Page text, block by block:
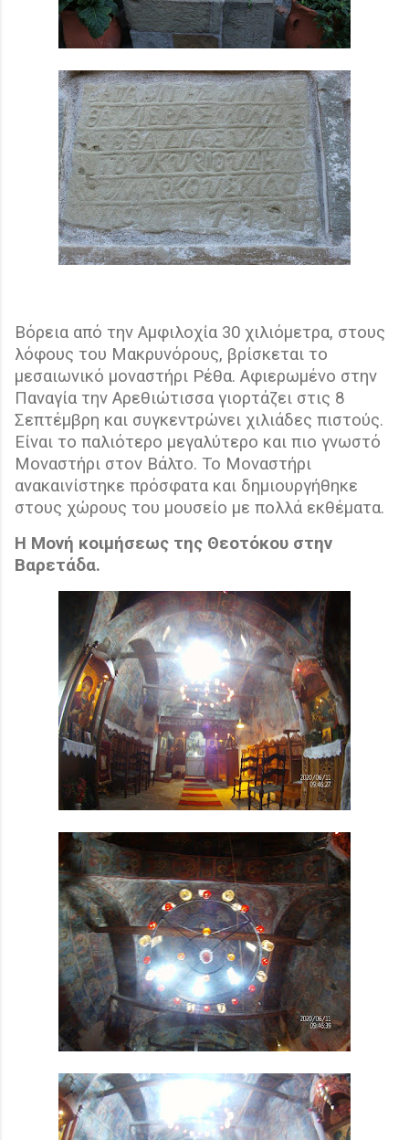
Βόρεια από την Αμφιλοχία 30 χιλιόμετρα, στους
λόφους του Μακρυνόρους, βρίσκεται το
μεσαιωνικό μοναστήρι Ρέθα. Αφιερωμένο στην
Παναγία την Αρεθιώτισσα γιορτάζει στις 8
Σεπτέμβρη και συγκεντρώνει χιλιάδες πιστούς.
Είναι το παλιότερο μεγαλύτερο και πιο γνωστό
Μοναστήρι στον Βάλτο. Το Μοναστήρι
ανακαινίστηκε πρόσφατα και δημιουργήθηκε
στους χώρους του μουσείο με πολλά εκθέματα.
Η Μονή κοιμήσεως της Θεοτόκου στην
Βαρετάδα.